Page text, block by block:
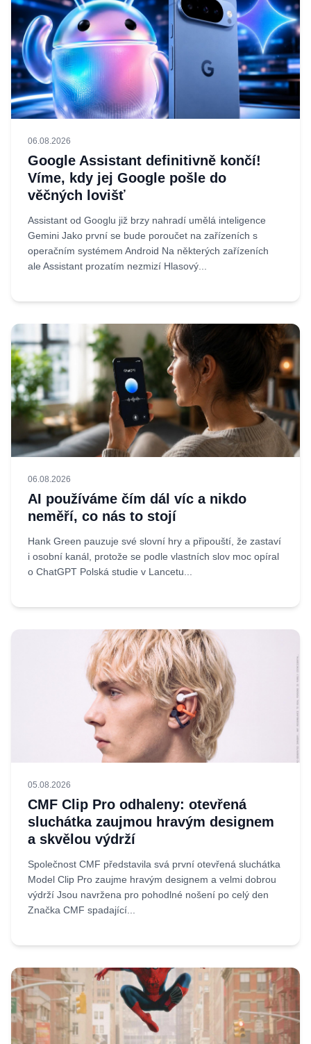
06.08.2026
Google Assistant definitivně končí!
Víme, kdy jej Google pošle do
věčných lovišť
Assistant od Googlu již brzy nahradí umělá inteligence
Gemini Jako první se bude poroučet na zařízeních s
operačním systémem Android Na některých zařízeních
ale Assistant prozatím nezmizí Hlasový...
06.08.2026
AI používáme čím dál víc a nikdo
neměří, co nás to stojí
Hank Green pauzuje své slovní hry a připouští, že zastaví
i osobní kanál, protože se podle vlastních slov moc opíral
o ChatGPT Polská studie v Lancetu...
05.08.2026
CMF Clip Pro odhaleny: otevřená
sluchátka zaujmou hravým designem
a skvělou výdrží
Společnost CMF představila svá první otevřená sluchátka
Model Clip Pro zaujme hravým designem a velmi dobrou
výdrží Jsou navržena pro pohodlné nošení po celý den
Značka CMF spadající...